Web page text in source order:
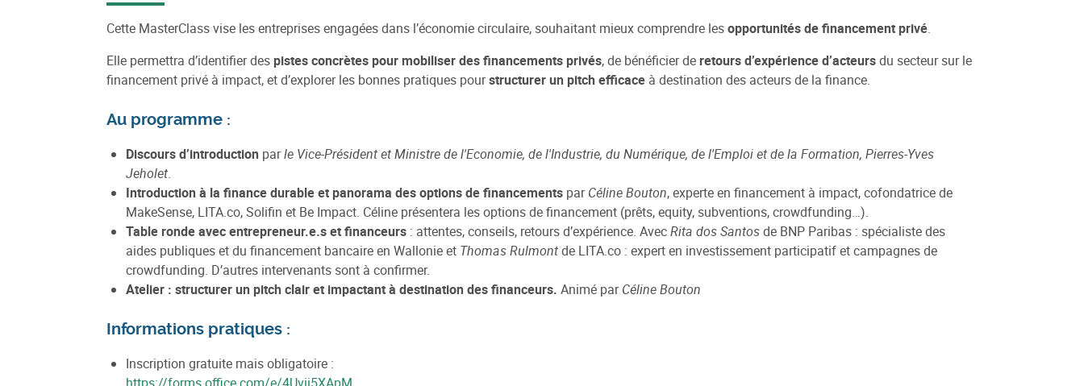
Cette MasterClass vise les entreprises engagées dans l’économie circulaire, souhaitant mieux comprendre lesopportunités de financement privé.
Elle permettra d’identifier des pistes concrètes pour mobiliser des financements privés, de bénéficier de retours d’expérience d’acteursdu secteur sur le
financement privé à impact, et d’explorer les bonnes pratiques pourstructurer un pitch efficace à destination des acteurs de la finance.
Au programme :
Discours d’introduction parle Vice-Président et Ministre de l'Economie, de l'Industrie, du Numérique, de l'Emploi et de la Formation, Pierres-Yves
Jeholet.
Introduction à la finance durable et panorama des options de financements parCéline Bouton, experte en financement à impact, cofondatrice de
MakeSense, LITA.co, Solifin et Be Impact. Céline présentera les options de financement (prêts, equity, subventions, crowdfunding…).
Table ronde avec entrepreneur.e.s et financeurs : attentes, conseils, retours d’expérience. AvecRita dos Santosde BNP Paribas : spécialiste des
aides publiques et du financement bancaire en Wallonie et Thomas Rulmontde LITA.co : expert en investissement participatif et campagnes de
crowdfunding. D’autres intervenants sont à confirmer.
Atelier : structurer un pitch clair et impactant à destination des financeurs. Animé parCéline Bouton
Informations pratiques :
Inscription gratuite mais obligatoire :